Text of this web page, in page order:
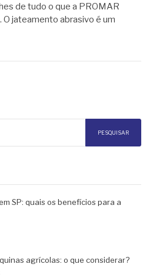
de tudo o que a PROMAR
jateamento abrasivo é um
PESQUISAR
SP: quais os benefícios para a
agrícolas: o que considerar?